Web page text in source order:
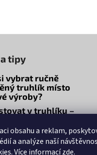
obsahu a reklam,
a analýze naší
Více informacízde.
tipy
vybrat ručně
truhlík místo
výroby?
v truhlíku –
o dřevěné
aby vydržely roky